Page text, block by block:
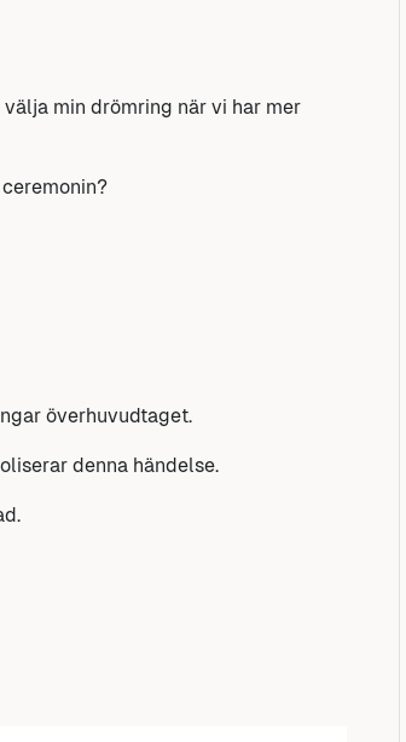
min drömring när vi har mer
överhuvudtaget.
denna händelse.